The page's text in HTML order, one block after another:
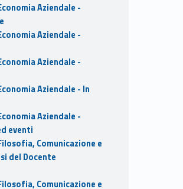
Aziendale -
Aziendale -
Aziendale -
Aziendale - In
Aziendale -
eventi
Comunicazione e
del Docente
Comunicazione e